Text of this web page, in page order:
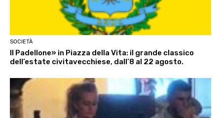
SOCIETÀ
Il Padellone» in Piazza della Vita: il grande classico
dell’estate civitavecchiese, dall’8 al 22 agosto.